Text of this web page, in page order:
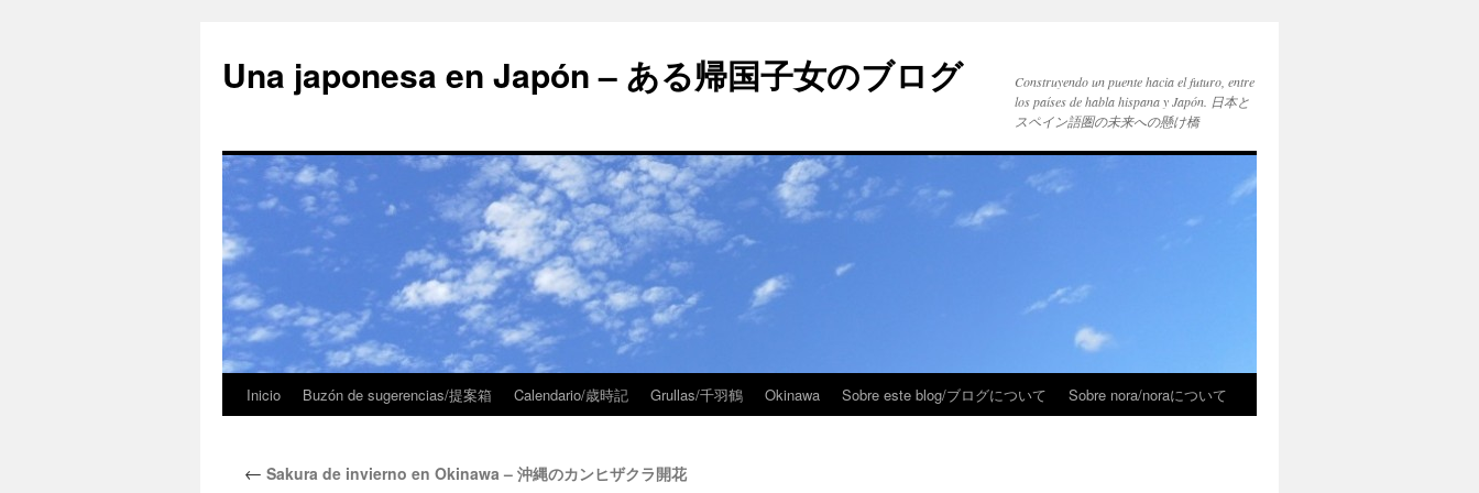
Una japonesa en Japón – ある帰国子女のブログ
Construyendo un puente hacia el futuro, entre
los países de habla hispana y Japón. 日本と
スペイン語圏の未来への懸け橋
Inicio Buzón de sugerencias/提案箱 Calendario/歳時記 Grullas/千羽鶴 Okinawa Sobre este blog/ブログについて Sobre nora/noraについて
← Sakura de invierno en Okinawa – 沖縄のカンヒザクラ開花